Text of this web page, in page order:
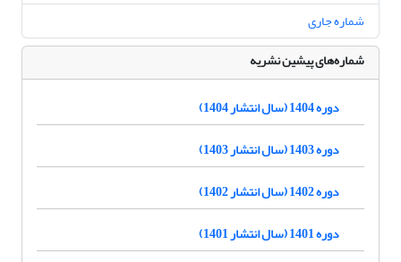
شماره جاری
شماره‌های پیشین نشریه
دوره 1404 (سال انتشار 1404)
دوره 1403 (سال انتشار 1403)
دوره 1402 (سال انتشار 1402)
دوره 1401 (سال انتشار 1401)